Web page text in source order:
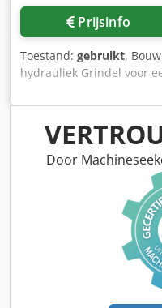
Prijsinfo
Toestand: gebruikt,
hydrauliek Grindel voor
ploegeenheid STW / 35,
schoenpunten, 1 paar
schijfkouters voor
en/of geveerd, 1 Chsdpfx
Door